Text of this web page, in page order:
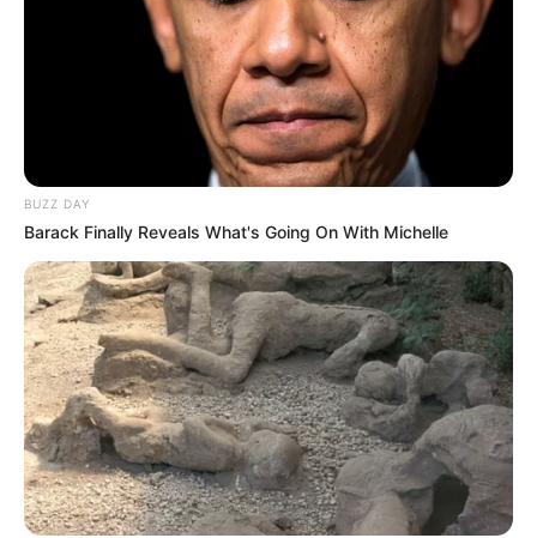
Duisburg - In der großen Parkanlage im Norden von
Duisburg gibt es viele Freizeitangebote, so z.B. ein
Brauhaus, einen Reiterhof und eine Saline.
Hauptattraktion ist die Niederrheintherme mit
Karibik-Wellenbad, Thermalbad und Saunagarten,
die vielfältige Möglichkeiten für Erholung und
Entspannung bietet. Informationen unterwww.nieder
Sportpark Duisburg - Auf einem 200 ha großen
Gelände gibt es neben zahlreichen Trainings- und
Wettkampfstätten für Wasserski, Wakeboard,
Fußball, Eishockey, Leichtathletik, Schwimm-,
Kanu- und Rudersport auch viele Angebote für den
Freizeitsport und für die Erholung. Hierzu gehören
ein Kletterpark, ein Spielplatz, Aktionswege,
gastronomische Angebote und ein Strandbad. Kern
der im südlich des Stadtzentrums im Ortsteil Wedau
liegenden Anlage sind der Barbarasee, der
BUZZ DAY
Barack Finally Reveals What's Going On With Michelle